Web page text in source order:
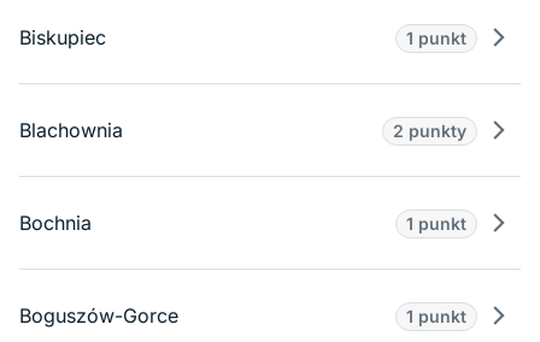
Biskupiec 1 punkt
Blachownia 2 punkty
Bochnia 1 punkt
Boguszów-Gorce 1 punkt